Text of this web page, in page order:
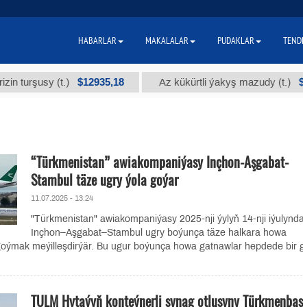
(t.) $12935,18 Az kükürtli ýakyş mazudy (t.) $300
“Türkmenistan” awiakompaniýasy Inçhon-Aşgabat-
Stambul täze ugry ýola goýar
11.07.2025 - 13:24
"Türkmenistan" awiakompaniýasy 2025-nji ýylyň 14-nji
Inçhon–Aşgabat–Stambul ugry boýunça täze halkara howa
meýilleşdirýär. Bu ugur boýunça howa gatnawlar hepdede bir
TULM Hytaýyň konteýnerli synag otlusyny
HABARLAR MAKALALAR PUDAKLAR